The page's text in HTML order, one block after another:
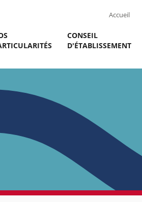
Accueil
CONSEIL
D'ÉTABLISSEMENT